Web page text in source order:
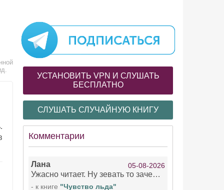
УСТАНОВИТЬ VPN И СЛУШАТЬ
БЕСПЛАТНО
СЛУШАТЬ СЛУЧАЙНУЮ КНИГУ
Комментарии
Лана 05-08-2026
Ужасно читает. Ну зевать то зачем. Уже не говорю, что ударения ставит, как хочет.
- к книге "Чувство льда"